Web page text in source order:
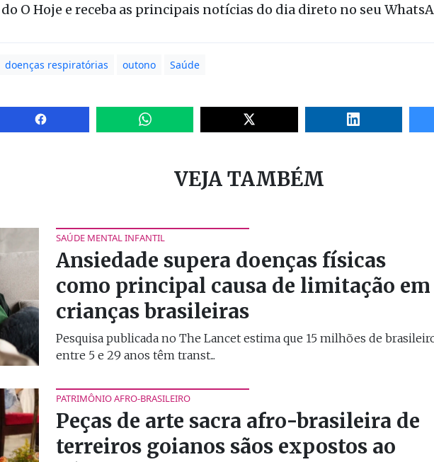
do O Hoje e receba as principais notícias do dia direto no seu
doenças respiratórias outono Saúde
VEJA TAMBÉM
SAÚDE MENTAL INFANTIL
Ansiedade supera doenças físicas
como principal causa de limitação em
crianças brasileiras
Pesquisa publicada no The Lancet estima que 15 milhões de
entre 5 e 29 anos têm transt...
PATRIMÔNIO AFRO-BRASILEIRO
Peças de arte sacra afro-brasileira de
terreiros goianos sãos expostos ao